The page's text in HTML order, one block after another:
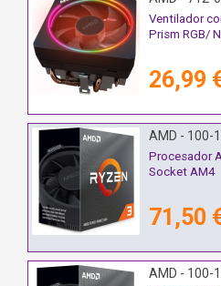
Ventilador
Prism RGB/
26,99
AMD - 100-
Procesador
Socket AM4
71,50
AMD - 100-